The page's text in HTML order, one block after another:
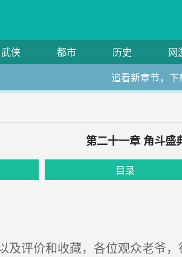
武侠 都市 历史 网
追看新章节，
第二十一章 角斗盛
目录
评价和收藏，各位观众老爷，